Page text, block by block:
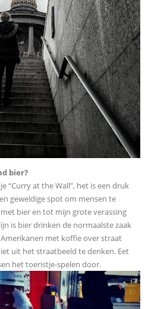
bier?
“Curry at the Wall”, het is een druk
geweldige spot om mensen te
bier en tot mijn grote verassing
is bier drinken de normaalste zaak
met koffie over straat
uit het straatbeeld te denken. Eet
het toeristje-spelen door.